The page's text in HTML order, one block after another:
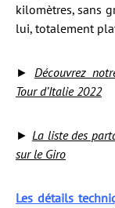
kilomètres, sans
lui, totalement
► Découvrez
Tour d’Italie 2022
► La liste des
sur le Giro
Les détails